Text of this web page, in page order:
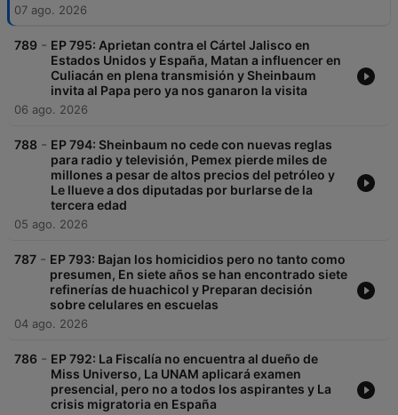
07 ago. 2026
789 - EP 795: Aprietan contra el Cártel Jalisco en
Estados Unidos y España, Matan a influencer en
Culiacán en plena transmisión y Sheinbaum
invita al Papa pero ya nos ganaron la visita
06 ago. 2026
788 - EP 794: Sheinbaum no cede con nuevas reglas
para radio y televisión, Pemex pierde miles de
millones a pesar de altos precios del petróleo y
Le llueve a dos diputadas por burlarse de la
tercera edad
05 ago. 2026
787 - EP 793: Bajan los homicidios pero no tanto como
presumen, En siete años se han encontrado siete
refinerías de huachicol y Preparan decisión
sobre celulares en escuelas
04 ago. 2026
786 - EP 792: La Fiscalía no encuentra al dueño de
Miss Universo, La UNAM aplicará examen
presencial, pero no a todos los aspirantes y La
crisis migratoria en España